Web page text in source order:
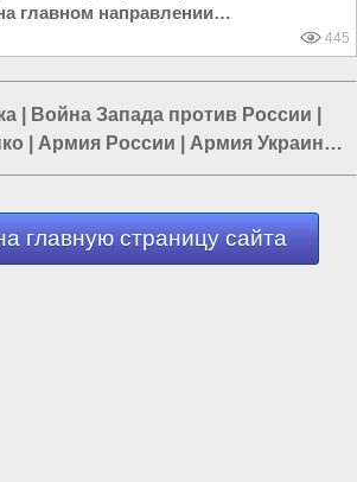
главном направлении…
445
Война Запада против России
Армия России Армия Украины|
|Курская область
главную страницу сайта